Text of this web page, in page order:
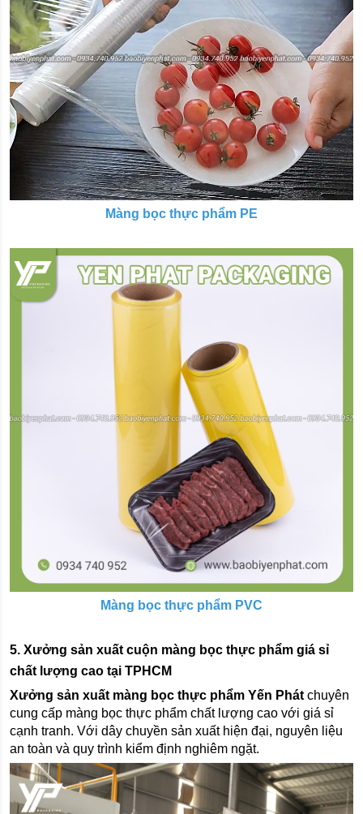
Màng bọc thực phẩm PE
Màng bọc thực phẩm PVC
5. Xưởng sản xuất cuộn màng bọc thực phẩm giá sỉ
chất lượng cao tại TPHCM
Xưởng sản xuất màng bọc thực phẩm Yến Phát chuyên
cung cấp màng bọc thực phẩm chất lượng cao với giá sỉ
cạnh tranh. Với dây chuyền sản xuất hiện đại, nguyên liệu
an toàn và quy trình kiểm định nghiêm ngặt.